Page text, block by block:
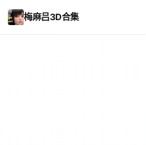
梅麻吕3D合集